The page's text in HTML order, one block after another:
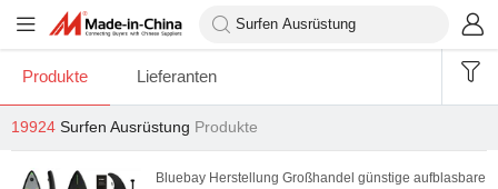
Produkte Lieferanten
19924 Surfen Ausrüstung Produkte
Bluebay Herstellung Großhandel günstige aufblasbare